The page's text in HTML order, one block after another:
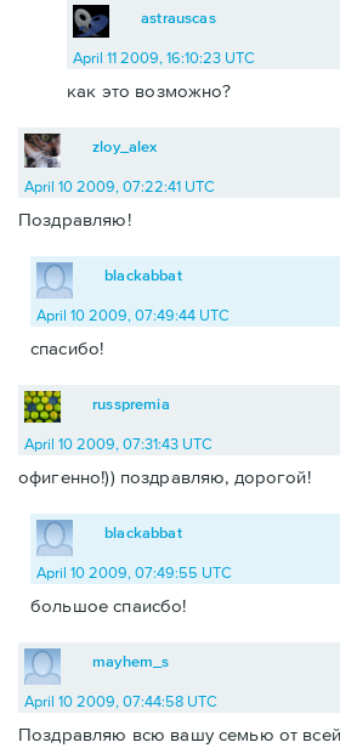
astrauscas
April 11 2009, 16:10:23 UTC
как это возможно?
zloy_alex
April 10 2009, 07:22:41 UTC
Поздравляю!
blackabbat
April 10 2009, 07:49:44 UTC
спасибо!
russpremia
April 10 2009, 07:31:43 UTC
офигенно!)) поздравляю, дорогой!
blackabbat
April 10 2009, 07:49:55 UTC
большое спаисбо!
mayhem_s
April 10 2009, 07:44:58 UTC
Поздравляю всю вашу семью от